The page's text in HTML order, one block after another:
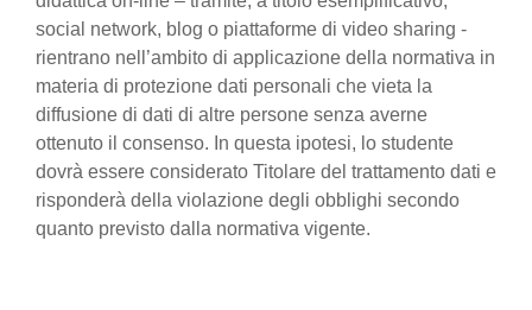
social network, blog o piattaforme di video sharing -
rientrano nell’ambito di applicazione della normativa in
materia di protezione dati personali che vieta la
diffusione di dati di altre persone senza averne
ottenuto il consenso. In questa ipotesi, lo studente
dovrà essere considerato Titolare del trattamento dati e
risponderà della violazione degli obblighi secondo
quanto previsto dalla normativa vigente.